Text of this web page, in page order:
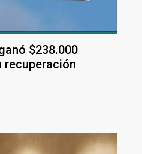
$238.000
recuperación